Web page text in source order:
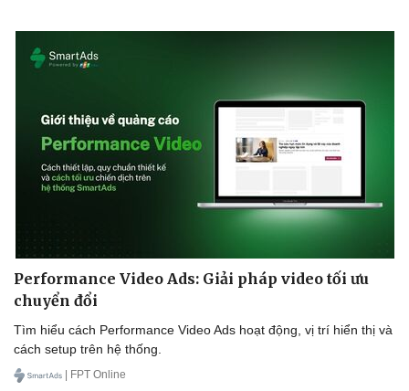
Performance Video Ads: Giải pháp video tối ưu
chuyển đổi
Tìm hiểu cách Performance Video Ads hoạt động, vị trí hiển thị và
cách setup trên hệ thống.
| FPT Online